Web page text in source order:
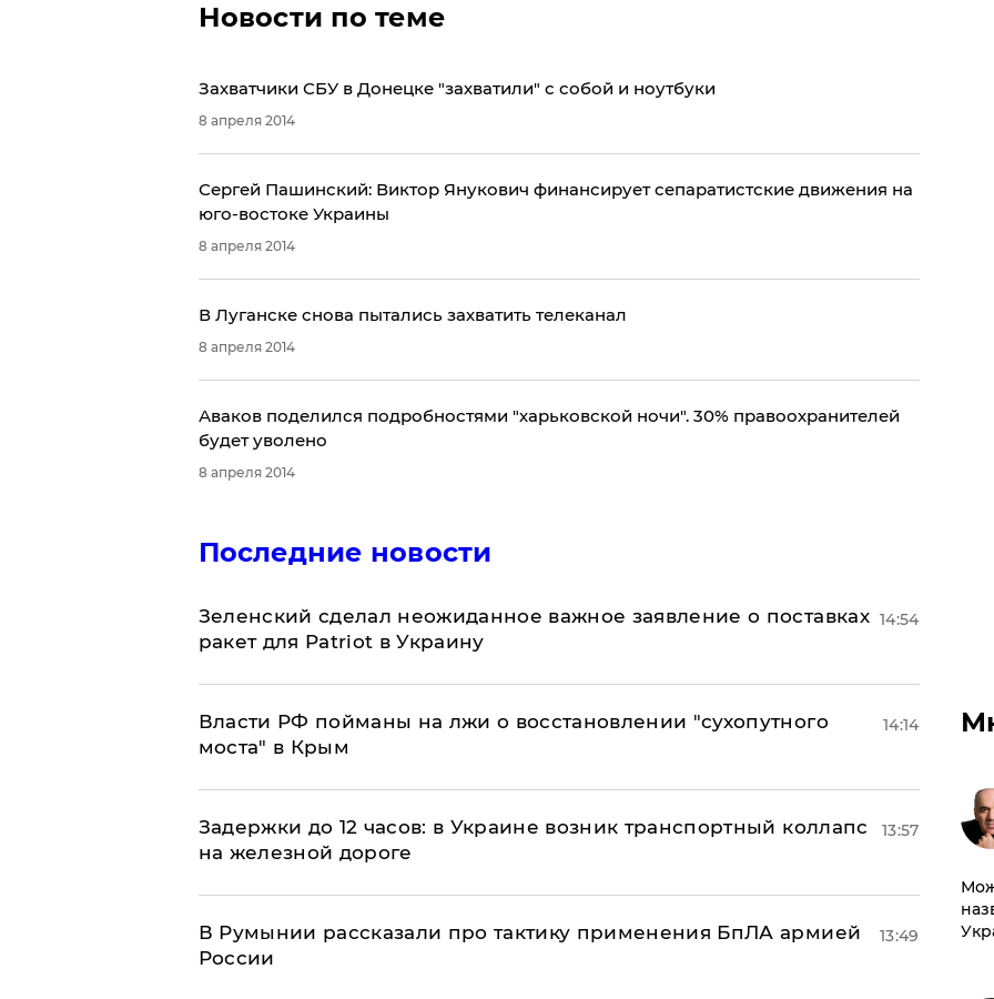
Новости по теме
Захватчики СБУ в Донецке "захватили" с собой и ноутбуки
8 апреля 2014
Сергей Пашинский: Виктор Янукович финансирует сепаратистские движения на
юго-востоке Украины
8 апреля 2014
В Луганске снова пытались захватить телеканал
8 апреля 2014
Аваков поделился подробностями "харьковской ночи". 30% правоохранителей
будет уволено
8 апреля 2014
Последние новости
Зеленский сделал неожиданное важное заявление о поставках
ракет для Patriot в Украину
14:54
Власти РФ пойманы на лжи о восстановлении "сухопутного
моста" в Крым
14:14
Задержки до 12 часов: в Украине возник транспортный коллапс
на железной дороге
13:57
В Румынии рассказали про тактику применения БпЛА армией
России
13:49